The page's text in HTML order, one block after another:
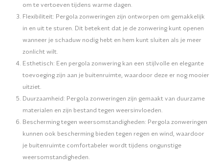
om te vertoeven tijdens warme dagen.
Flexibiliteit: Pergola zonweringen zijn ontworpen om gemakkelijk
in en uit te sturen. Dit betekent dat je de zonwering kunt openen
wanneer je schaduw nodig hebt en hem kunt sluiten als je meer
zonlicht wilt.
Esthetisch: Een pergola zonwering kan een stijlvolle en elegante
toevoeging zijn aan je buitenruimte, waardoor deze er nog mooier
uitziet.
Duurzaamheid: Pergola zonweringen zijn gemaakt van duurzame
materialen en zijn bestand tegen weersinvloeden.
Bescherming tegen weersomstandigheden: Pergola zonweringen
kunnen ook bescherming bieden tegen regen en wind, waardoor
je buitenruimte comfortabeler wordt tijdens ongunstige
weersomstandigheden.